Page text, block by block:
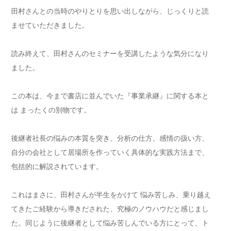
田村さんとの当時のやりとりを思い出しながら、じっくりと読
ませていただきました。
読み終えて、田村さんのセミナーを受講したような気分になり
ました。
この本は、今まで書店に並んでいた『事業承継』に関する本と
は まったくの別物です。
後継者社長の悩みの本質を突き、分析の仕方、感情の扱い方、
自分の会社として居場所を作っていく具体的な実践方法まで、
包括的に解説されています。
これはまさに、田村さんが半生をかけて 悩み苦しみ、乗り越え
てきたご経験から導きだされた、究極のノウハウだと感じまし
た。同じように後継者として悩み苦しんでいる方にとって、ト